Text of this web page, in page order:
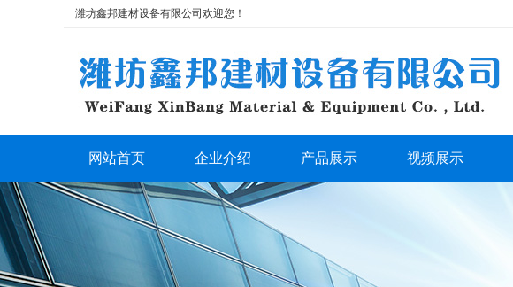
潍坊鑫邦建材设备有限公司欢迎您！
网站首页 企业介绍 产品展示 视频展示